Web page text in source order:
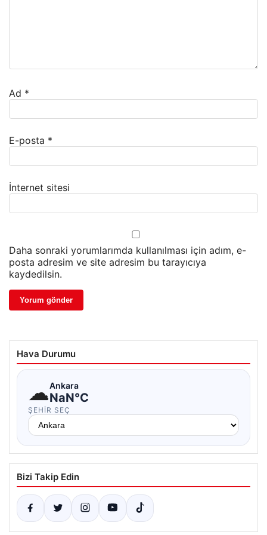
Ad *
E-posta *
İnternet sitesi
Daha sonraki yorumlarımda kullanılması için adım, e-
posta adresim ve site adresim bu tarayıcıya
kaydedilsin.
Hava Durumu
☁Ankara
NaN°C
ŞEHIR SEÇ
Bizi Takip Edin